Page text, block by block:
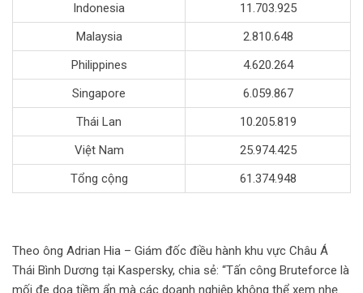
Indonesia
11.703.925
Malaysia
2.810.648
Philippines
4.620.264
Singapore
6.059.867
Thái Lan
10.205.819
Việt Nam
25.974.425
Tổng cộng
61.374.948
Theo ông Adrian Hia – Giám đốc điều hành khu vực Châu Á
Thái Bình Dương tại Kaspersky, chia sẻ: “Tấn công Bruteforce là
mối đe dọa tiềm ẩn mà các doanh nghiệp không thể xem nhẹ.